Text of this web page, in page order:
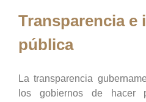
Transparencia e
pública
La transparencia
los gobiernos de hacer